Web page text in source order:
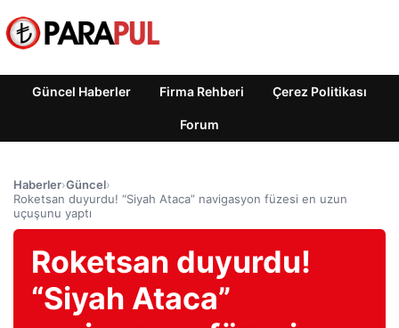
Güncel Haberler Firma Rehberi Çerez Politikası
Forum
Haberler›Güncel›
Roketsan duyurdu! “Siyah Ataca” navigasyon füzesi en uzun
uçuşunu yaptı
Roketsan duyurdu!
“Siyah Ataca”